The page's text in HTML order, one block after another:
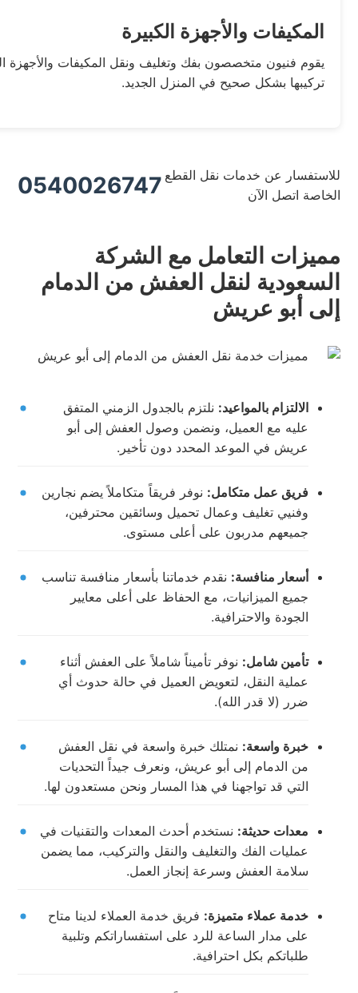
المكيفات والأجهزة الكبيرة
يقوم فنيون متخصصون بفك وتغليف ونقل المكيفات والأجهزة
تركيبها بشكل صحيح في المنزل الجديد.
للاستفسار عن خدمات نقل القطع
الخاصة اتصل الآن
0540026747
مميزات التعامل مع الشركة
السعودية لنقل العفش من الدمام
إلى أبو عريش
الالتزام بالمواعيد: نلتزم بالجدول الزمني المتفق
عليه مع العميل، ونضمن وصول العفش إلى أبو
عريش في الموعد المحدد دون تأخير.
فريق عمل متكامل: نوفر فريقاً متكاملاً يضم نجارين
وفنيي تغليف وعمال تحميل وسائقين محترفين،
جميعهم مدربون على أعلى مستوى.
أسعار منافسة: نقدم خدماتنا بأسعار منافسة تناسب
جميع الميزانيات، مع الحفاظ على أعلى معايير
الجودة والاحترافية.
تأمين شامل: نوفر تأميناً شاملاً على العفش أثناء
عملية النقل، لتعويض العميل في حالة حدوث أي
ضرر (لا قدر الله).
خبرة واسعة: نمتلك خبرة واسعة في نقل العفش
من الدمام إلى أبو عريش، ونعرف جيداً التحديات
التي قد تواجهنا في هذا المسار ونحن مستعدون لها.
معدات حديثة: نستخدم أحدث المعدات والتقنيات في
عمليات الفك والتغليف والنقل والتركيب، مما يضمن
سلامة العفش وسرعة إنجاز العمل.
خدمة عملاء متميزة: فريق خدمة العملاء لدينا متاح
على مدار الساعة للرد على استفساراتكم وتلبية
طلباتكم بكل احترافية.